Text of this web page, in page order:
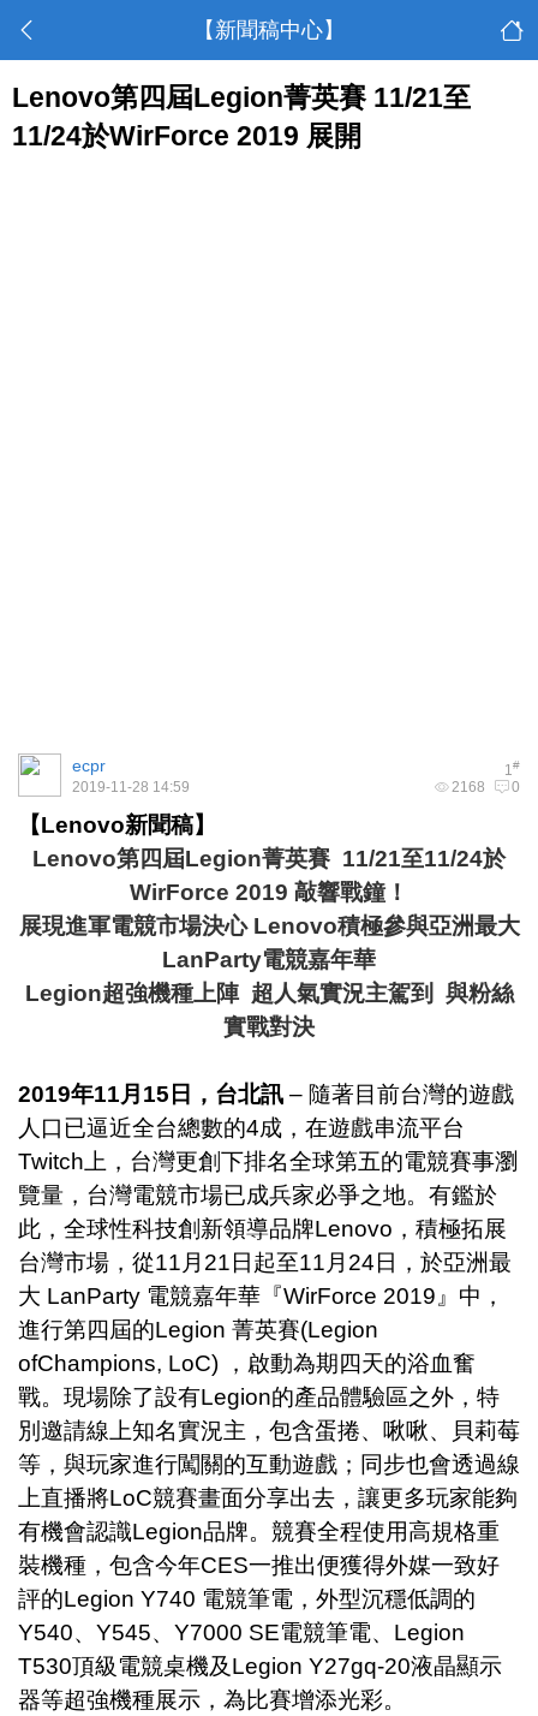
【新聞稿中心】
Lenovo第四屆Legion菁英賽 11/21至
11/24於WirForce 2019 展開
1#
ecpr
2168 0
2019-11-28 14:59
【Lenovo新聞稿】
Lenovo第四屆Legion菁英賽 11/21至11/24於
WirForce 2019 敲響戰鐘！
展現進軍電競市場決心Lenovo積極參與亞洲最大
LanParty電競嘉年華
Legion超強機種上陣 超人氣實況主駕到
與粉絲
實戰對決
2019年11月 15 日，台北訊 – 隨著目前台灣的遊戲
人口已逼近全台總數的4成，在遊戲串流平台
Twitch上，台灣更創下排名全球第五的電競賽事瀏
覽量，台灣電競市場已成兵家必爭之地。有鑑於
此，全球性科技創新領導品牌Lenovo，積極拓展
台灣市場，從11月21日起至11月24日，於亞洲最
大 LanParty 電競嘉年華『WirForce 2019』中，
進行第四屆的Legion 菁英賽(Legion
ofChampions, LoC) ，啟動為期四天的浴血奮
戰。現場除了設有Legion的產品體驗區之外，特
別邀請線上知名實況主，包含蛋捲、啾啾、貝莉莓
等，與玩家進行闖關的互動遊戲；同步也會透過線
上直播將LoC競賽畫面分享出去，讓更多玩家能夠
有機會認識Legion品牌。競賽全程使用高規格重
裝機種，包含今年CES一推出便獲得外媒一致好
評的Legion Y740 電競筆電，外型沉穩低調的
Y540、Y545、Y7000 SE電競筆電、Legion
T530頂級電競桌機及Legion Y27gq-20液晶顯示
器等超強機種展示，為比賽增添光彩。